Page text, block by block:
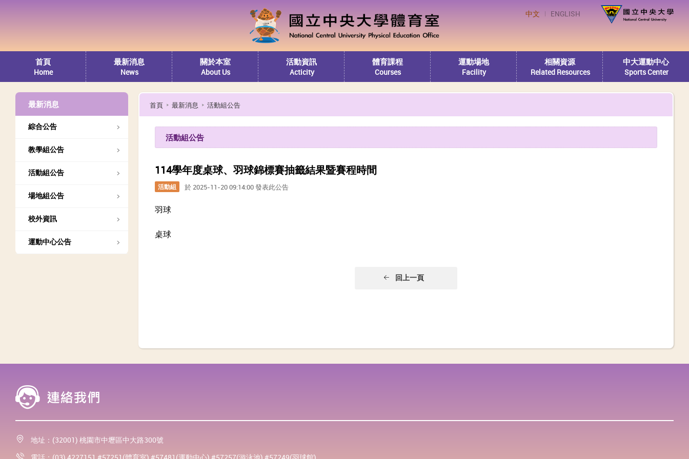
中文 ENGLISH
首頁
Home
最新消息
News
關於本室
About Us
活動資訊
Acticity
體育課程
Courses
運動場地
Facility
相關資源
Related Resources
中大運動中心
Sports Center
最新消息
綜合公告
教學組公告
活動組公告
場地組公告
校外資訊
運動中心公告
首頁 最新消息 活動組公告
活動組公告
114學年度桌球、羽球錦標賽抽籤結果暨賽程時間
活動組 於 2025-11-20 09:14:00 發表此公告
羽球
桌球
回上一頁
地址：(32001) 桃園市中壢區中大路300號